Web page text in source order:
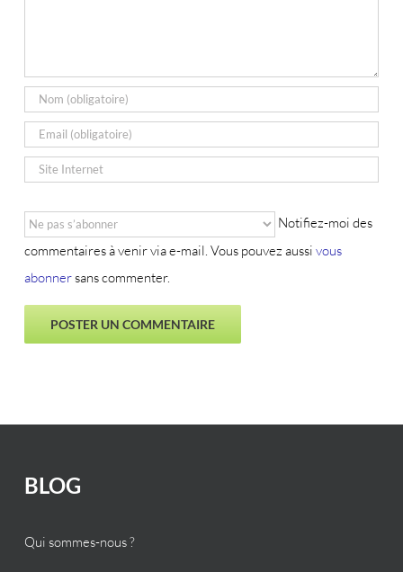
Notifiez-moi des
commentaires à venir via e-mail. Vous pouvez aussi vous
abonnersans commenter.
BLOG
Qui sommes-nous ?